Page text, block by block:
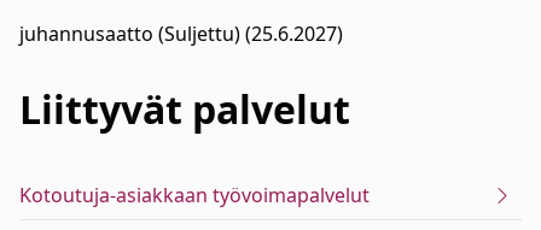
juhannusaatto (Suljettu) (25.6.2027)
Liittyvät palvelut
Kotoutuja-asiakkaan työvoimapalvelut